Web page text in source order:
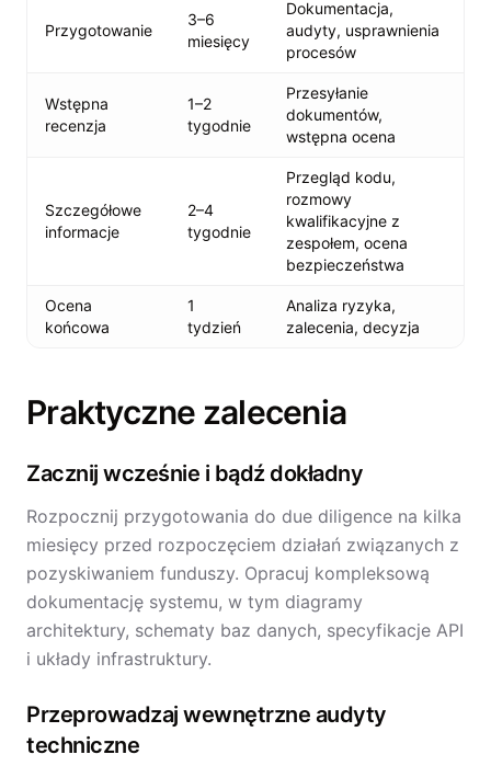
Przygotowanie
3–6
miesięcy
Dokumentacja,
audyty, usprawnienia
procesów
Wstępna
recenzja
1–2
tygodnie
Przesyłanie
dokumentów,
wstępna ocena
Szczegółowe
informacje
2–4
tygodnie
Przegląd kodu,
rozmowy
kwalifikacyjne z
zespołem, ocena
bezpieczeństwa
Ocena
końcowa
1
tydzień
Analiza ryzyka,
zalecenia, decyzja
Praktyczne zalecenia
Zacznij wcześnie i bądź dokładny
Rozpocznij przygotowania do due diligence na kilka
miesięcy przed rozpoczęciem działań związanych z
pozyskiwaniem funduszy. Opracuj kompleksową
dokumentację systemu, w tym diagramy
architektury, schematy baz danych, specyfikacje API
i układy infrastruktury.
Przeprowadzaj wewnętrzne audyty
techniczne